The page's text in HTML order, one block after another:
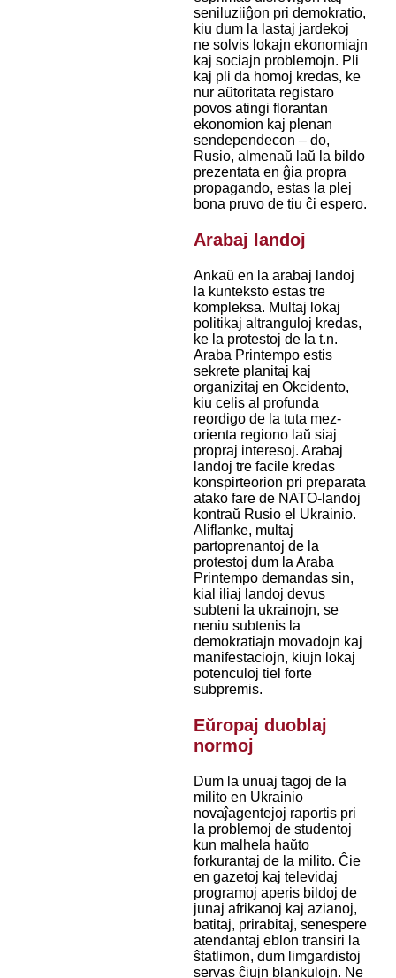
seniluziiĝon pri demokratio,
kiu dum la lastaj jardekoj
ne solvis lokajn ekonomiajn
kaj sociajn problemojn. Pli
kaj pli da homoj kredas, ke
nur aŭtoritata registaro
povos atingi florantan
ekonomion kaj plenan
sendependecon – do,
Rusio, almenaŭ laŭ la bildo
prezentata en ĝia propra
propagando, estas la plej
bona pruvo de tiu ĉi espero.
Arabaj landoj
Ankaŭ en la arabaj landoj
la kunteksto estas tre
kompleksa. Multaj lokaj
politikaj altranguloj kredas,
ke la protestoj de la t.n.
Araba Printempo estis
sekrete planitaj kaj
organizitaj en Okcidento,
kiu celis al profunda
reordigo de la tuta mez-
orienta regiono laŭ siaj
propraj interesoj. Arabaj
landoj tre facile kredas
konspirteorion pri preparata
atako fare de NATO-landoj
kontraŭ Rusio el Ukrainio.
Aliflanke, multaj
partoprenantoj de la
protestoj dum la Araba
Printempo demandas sin,
kial iliaj landoj devus
subteni la ukrainojn, se
neniu subtenis la
demokratiajn movadojn kaj
manifestaciojn, kiujn lokaj
potenculoj tiel forte
subpremis.
Eŭropaj duoblaj
normoj
Dum la unuaj tagoj de la
milito en Ukrainio
novaĵagentejoj raportis pri
la problemoj de studentoj
kun malhela haŭto
forkurantaj de la milito. Ĉie
en gazetoj kaj televidaj
programoj aperis bildoj de
junaj afrikanoj kaj azianoj,
batitaj, prirabitaj, senespere
atendantaj eblon transiri la
ŝtatlimon, dum limgardistoj
servas ĉiujn blankulojn. Ne